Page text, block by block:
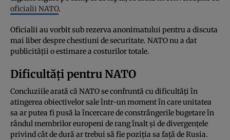
oficialii NATO.
Oficialii au vorbit sub rezerva anonimatului pentru a discuta
mai liber despre chestiuni de securitate. NATO nu a dat
publicității o estimare a costurilor totale.
Dificultăți pentru NATO
Concluziile arată că NATO se confruntă cu dificultăți în
atingerea obiectivelor sale într-un moment în care unitatea
sa ar putea fi pusă la încercare de constrângerile bugetare în
rândul membrilor europeni de rang înalt și de divergențele
privind cât de dură ar trebui să fie poziția sa față de Rusia.